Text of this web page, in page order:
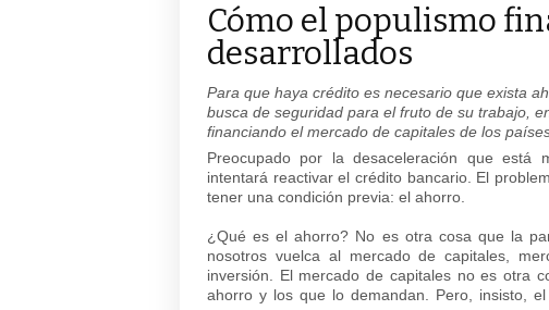
Cómo el populismo
desarrollados
Para que haya crédito es necesario que exista
busca de seguridad para el fruto de su trabajo,
financiando el mercado de capitales de los
Preocupado por la desaceleración que está
intentará reactivar el crédito bancario. El
tener una condición previa: el ahorro.
¿Qué es el ahorro? No es otra cosa que la
nosotros vuelca al mercado de capitales,
inversión. El mercado de capitales no es otra
ahorro y los que lo demandan. Pero, insisto,